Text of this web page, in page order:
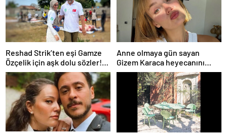
Reshad Strik’ten eşi Gamze
Özçelik için aşk dolu sözler!
“Benim cennetim…”
Anne olmaya gün sayan
Gizem Karaca heyecanını
paylaştı! “Senelerdir annelik
yapıyorum ama bu sene
farklı…”